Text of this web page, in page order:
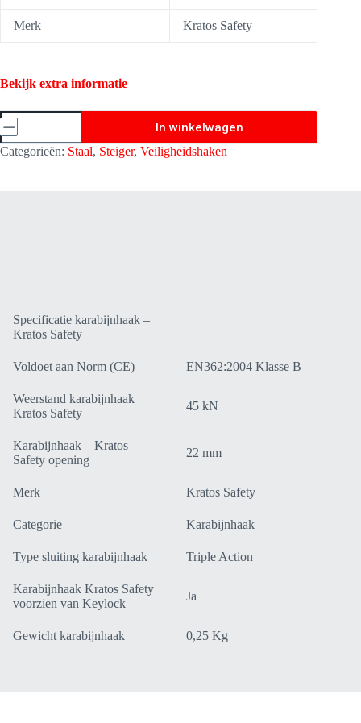
Merk Kratos Safety
Bekijk extra informatie
Veiligheidshaak/Karabijnhaak
Staal
-
Kratos
In winkelwagen
Categorieën: Staal, Steiger, Veiligheidshaken
Specificatie karabijnhaak –
Kratos Safety
Voldoet aan Norm (CE) EN362:2004 Klasse B
Weerstand karabijnhaak
Kratos Safety
45 kN
Karabijnhaak – Kratos
Safety opening
22 mm
Merk Kratos Safety
Categorie Karabijnhaak
Type sluiting karabijnhaak Triple Action
Karabijnhaak Kratos Safety
voorzien van Keylock
Ja
Gewicht karabijnhaak 0,25 Kg